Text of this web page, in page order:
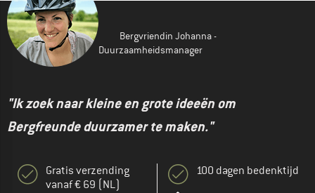
Bergvriendin Johanna -
Duurzaamheidsmanager
"Ik zoek naar kleine en grote ideeën om
Bergfreunde duurzamer te maken."
Gratis verzending
vanaf € 69 (NL)
100 dagen bedenktijd